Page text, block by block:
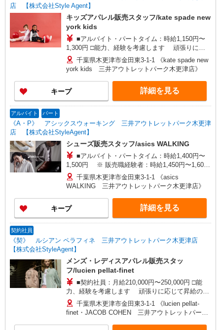
店 【株式会社Style Agent】
キッズアパレル販売スタッフ/kate spade new
york kids
■アルバイト・パートタイム：時給1,150円〜
1,300円 □能力、経験を考慮します 頑張りに応
じて昇給の可能性あり □別途交通費全額支給
千葉県木更津市金田東3-1-1 《kate spade new
york kids 三井アウトレットパーク木更津店》
キープ 詳細を見る
アルバイト パート
《A・P》 アシックスウォーキング 三井アウトレットパーク木更津
店 【株式会社StyleAgent】
シューズ販売スタッフ/asics WALKING
■アルバイト・パートタイム：時給1,400円〜
1,500円 ※ 販売職経験者：時給1,450円〜1,600
円 □能力、経験を考慮します 頑張りに応じて昇
給の可能性あり □別途交通費全額支給 □契約社員
(月給240,000円〜280,000円)同時募集中！
千葉県木更津市金田東3-1-1 《asics
WALKING 三井アウトレットパーク木更津店》
キープ 詳細を見る
契約社員
《契》 ルシアン ペラフィネ 三井アウトレットパーク木更津店
【株式会社StyleAgent】
メンズ・レディスアパレル販売スタッ
フ/lucien pellat-finet
■契約社員：月給210,000円〜250,000円 □能
力、経験を考慮します 頑張りに応じて昇給の可
能性あり □別途交通費支給 □役職任用時、各種手
当あり □アルバイト・パートタイムスタッフ(時給
1,150円〜1,300円)同時募集中！ ・1日あたり実働
6.5時間〜最大7.5時間(別途休憩あり)×週3日から相
千葉県木更津市金田東3-1-1 《lucien pellat-
finet・JACOB COHEN 三井アウトレットパーク